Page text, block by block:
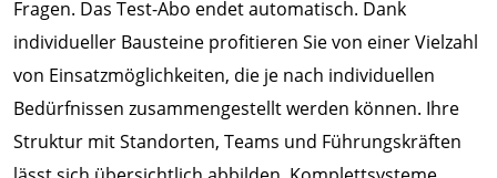
Fragen. Das Test-Abo endet automatisch. Dank
individueller Bausteine profitieren Sie von einer Vielzahl
von Einsatzmöglichkeiten, die je nach individuellen
Bedürfnissen zusammengestellt werden können. Ihre
Struktur mit Standorten, Teams und Führungskräften